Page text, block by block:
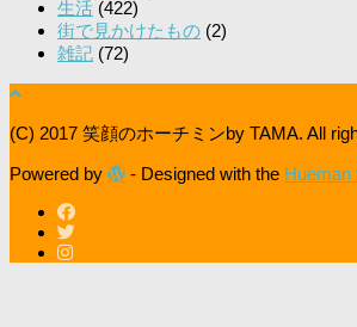
生活 (422)
街で見かけたもの (2)
雑記 (72)
(C) 2017 笑顔のホーチミンby TAMA. All
Powered by - Designed with the Hueman